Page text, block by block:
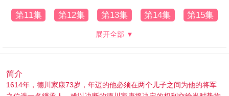
第11集 第12集 第13集 第14集 第15集
展开全部 ▼
简介
1614年，德川家康73岁，年迈的他必须在两个儿子之间为他的将军